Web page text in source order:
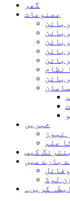
گھر
مصنوعات
نظام
خبریں
نیوز
علم
کیس
بارے میں
لوڈ
کریں۔